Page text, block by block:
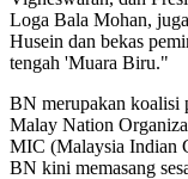
Loga Bala Mohan,
Husein dan bekas
tengah 'Muara Biru."
BN merupakan koalisi
Malay Nation
MIC (Malaysia Indian
BN kini memasang